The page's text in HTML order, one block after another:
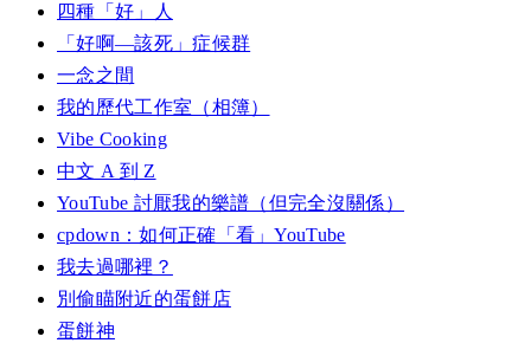
四種「好」人
「好啊—該死」症候群
一念之間
我的歷代工作室（相簿）
Vibe Cooking
中文 A 到 Z
YouTube 討厭我的樂譜（但完全沒關係）
cpdown：如何正確「看」YouTube
我去過哪裡？
別偷瞄附近的蛋餅店
蛋餅神